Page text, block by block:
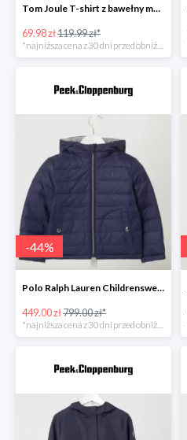
Tom Joule T-shirt z bawełny model ‘Chomp’ -41%
69.98 zł119.99 zł*
*najniższa cena z 30 dni przed obniżką
-44%
Polo Ralph Lauren Childrenswear Kurtka dwustronna z wypełnieniem -43%
449.00 zł799.00 zł*